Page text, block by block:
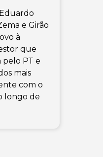
e Girão
à
que
pelo PT e
mais
com o
longo de